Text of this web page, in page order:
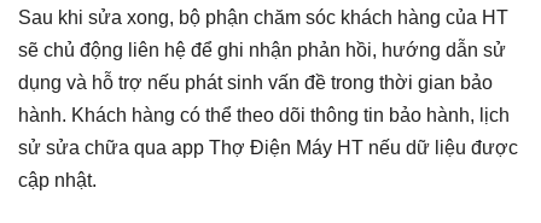
Sau khi sửa xong, bộ phận chăm sóc khách hàng của HT
sẽ chủ động liên hệ để ghi nhận phản hồi, hướng dẫn sử
dụng và hỗ trợ nếu phát sinh vấn đề trong thời gian bảo
hành. Khách hàng có thể theo dõi thông tin bảo hành, lịch
sử sửa chữa qua app Thợ Điện Máy HT nếu dữ liệu được
cập nhật.